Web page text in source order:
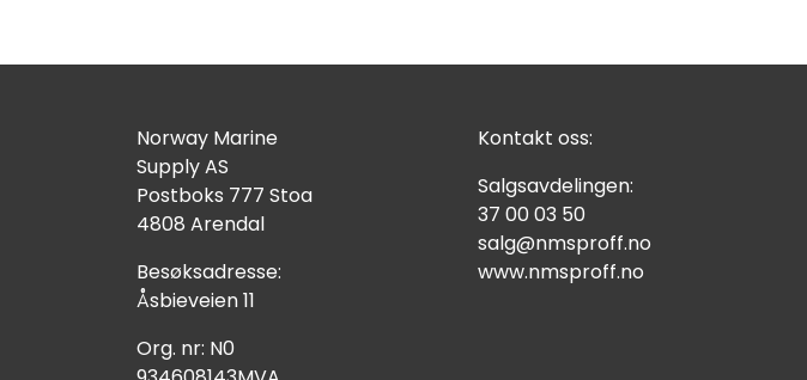
Norway Marine
Supply AS
Postboks 777 Stoa
4808 Arendal
Besøksadresse:
Åsbieveien 11
Org. nr: N0
Kontakt oss:
Salgsavdelingen:
37 00 03 50
salg@nmsproff.no
www.nmsproff.no